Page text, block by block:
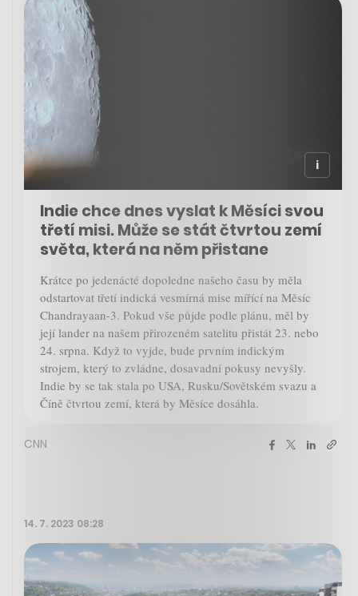
Indie chce dnes vyslat k Měsíci svou
třetí misi. Může se stát čtvrtou zemí
světa, která na něm přistane
Krátce po jedenácté dopoledne našeho času by měla
odstartovat třetí indická vesmírná mise mířící na Měsíc
Chandrayaan-3. Pokud vše půjde podle plánu, měl by
její lander na našem přirozeném satelitu přistát 23. nebo
24. srpna. Když to vyjde, bude prvním indickým
strojem, který to zvládne, dosavadní pokusy nevyšly.
Indie by se tak stala po USA, Rusku/Sovětském svazu a
Číně čtvrtou zemí, která by Měsíce dosáhla.
CNN
14. 7. 2023 08:28